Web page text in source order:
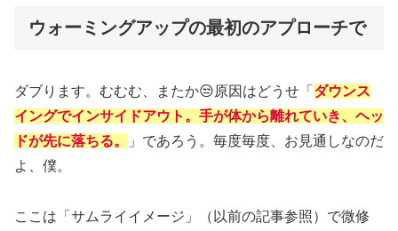
ウォーミングアップの最初のアプローチで
ダブります。むむむ、またか😒原因はどうせ「 ダウンス
イングでインサイドアウト。手が体から離れていき、 ヘッ
ドが先に落ちる。
」であろう。毎度毎度、お見通しなのだ
よ、僕。
ここは「サムライイメージ」（以前の記事参照）で微修